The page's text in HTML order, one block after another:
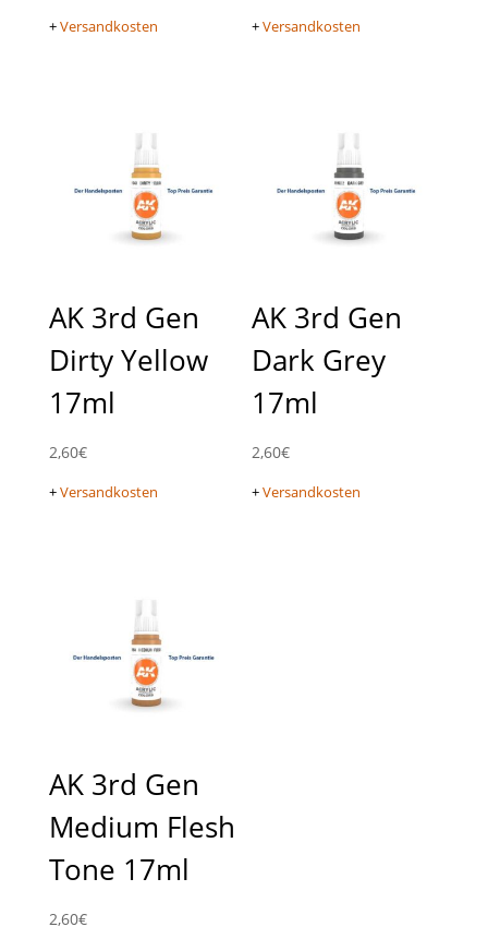
+Versandkosten +Versandkosten
AK 3rd Gen
Dirty Yellow
17ml
2,60€
+Versandkosten
AK 3rd Gen
Dark Grey
17ml
2,60€
+Versandkosten
AK 3rd Gen
Medium Flesh
Tone 17ml
2,60€